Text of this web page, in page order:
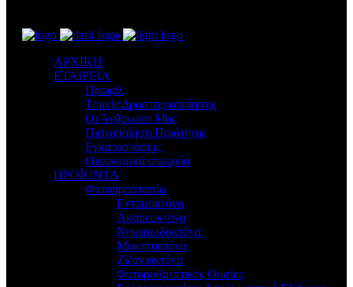
ΑΡΧΙΚΗ
ΕΤΑΙΡΕΙΑ
Προφίλ
Τομείς Δραστηριοποίησης
Οι Άνθρωποι Μας
Πιστοποίηση Ποιότητας
Εγκαταστάσεις
Οικονομικά στοιχεία
ΠΡΟΪΟΝΤΑ
Φυτοπροστασία
Εντομοκτόνα
Ακαρεοκτόνα
Νηματωδοκτόνα
Μυκητοκτόνα
Ζιζανιοκτόνα
Φυτορυθμιστικές Ουσίες